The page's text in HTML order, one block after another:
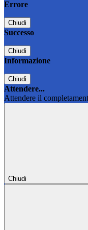
Errore
Chiudi
Successo
Chiudi
Informazione
Chiudi
Attendere...
Attendere il
Chiudi